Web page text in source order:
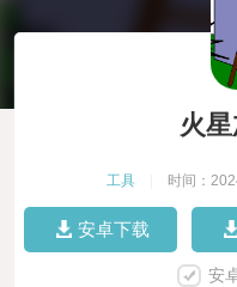
火
工具 时间：
安卓下载
安